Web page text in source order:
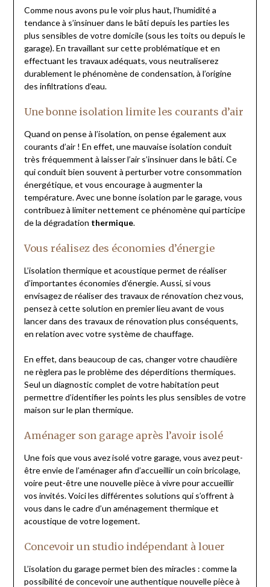
Comme nous avons pu le voir plus haut, l’humidité a
tendance à s’insinuer dans le bâti depuis les parties les
plus sensibles de votre domicile (sous les toits ou depuis le
garage). En travaillant sur cette problématique et en
effectuant les travaux adéquats, vous neutraliserez
durablement le phénomène de condensation, à l’origine
des infiltrations d’eau.
Une bonne isolation limite les courants d’air
Quand on pense à l’isolation, on pense également aux
courants d’air ! En effet, une mauvaise isolation conduit
très fréquemment à laisser l’air s’insinuer dans le bâti. Ce
qui conduit bien souvent à perturber votre consommation
énergétique, et vous encourage à augmenter la
température. Avec une bonne isolation par le garage, vous
contribuez à limiter nettement ce phénomène qui participe
de la dégradation thermique.
Vous réalisez des économies d’énergie
L’isolation thermique et acoustique permet de réaliser
d’importantes économies d’énergie. Aussi, si vous
envisagez de réaliser des travaux de rénovation chez vous,
pensez à cette solution en premier lieu avant de vous
lancer dans des travaux de rénovation plus conséquents,
en relation avec votre système de chauffage.
En effet, dans beaucoup de cas, changer votre chaudière
ne règlera pas le problème des déperditions thermiques.
Seul un diagnostic complet de votre habitation peut
permettre d’identifier les points les plus sensibles de votre
maison sur le plan thermique.
Aménager son garage après l’avoir isolé
Une fois que vous avez isolé votre garage, vous avez peut-
être envie de l’aménager afin d’accueillir un coin bricolage,
voire peut-être une nouvelle pièce à vivre pour accueillir
vos invités. Voici les différentes solutions qui s’offrent à
vous dans le cadre d’un aménagement thermique et
acoustique de votre logement.
Concevoir un studio indépendant à louer
L’isolation du garage permet bien des miracles : comme la
possibilité de concevoir une authentique nouvelle pièce à